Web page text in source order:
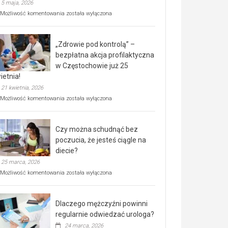
5 maja, 2026
Możliwość komentowania Rusza
rehabilitacji
dla
seniorów!
została wyłączona
„Zdrowie pod kontrolą” –
bezpłatna akcja profilaktyczna
w Częstochowie już 25
21 kwietnia, 2026
Możliwość komentowania „Zdrowie
bezpłatna
akcja
profilaktyczna
w
już
kwietnia!
została wyłączona
Czy można schudnąć bez
poczucia, że jesteś ciągle na
diecie?
25 marca, 2026
Możliwość komentowania Czy
poczucia,
że
została wyłączona
Dlaczego mężczyźni powinni
regularnie odwiedzać urologa?
24 marca, 2026